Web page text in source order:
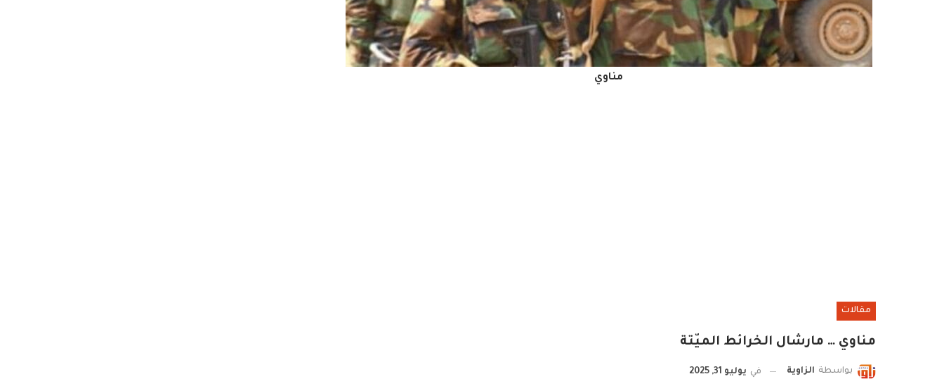
مناوي
مقالات
مناوي … مارشال الخرائط الميّتة
بواسطة الزاوية في يوليو 31, 2025